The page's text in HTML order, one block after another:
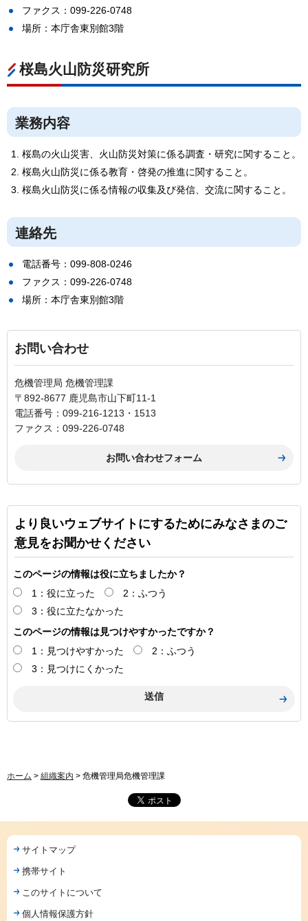
ファクス：099-226-0748
場所：本庁舎東別館3階
桜島火山防災研究所
業務内容
桜島の火山災害、火山防災対策に係る調査・研究に関すること。
桜島火山防災に係る教育・啓発の推進に関すること。
桜島火山防災に係る情報の収集及び発信、交流に関すること。
連絡先
電話番号：099-808-0246
ファクス：099-226-0748
場所：本庁舎東別館3階
お問い合わせ
危機管理局 危機管理課
〒892-8677 鹿児島市山下町11-1
電話番号：099-216-1213・1513
ファクス：099-226-0748
より良いウェブサイトにするためにみなさまのご
意見をお聞かせください
このページの情報は役に立ちましたか？
1：役に立った
2：ふつう
3：役に立たなかった
このページの情報は見つけやすかったですか？
1：見つけやすかった
2：ふつう
3：見つけにくかった
ホーム > 組織案内 > 危機管理局危機管理課
サイトマップ
携帯サイト
このサイトについて
個人情報保護方針